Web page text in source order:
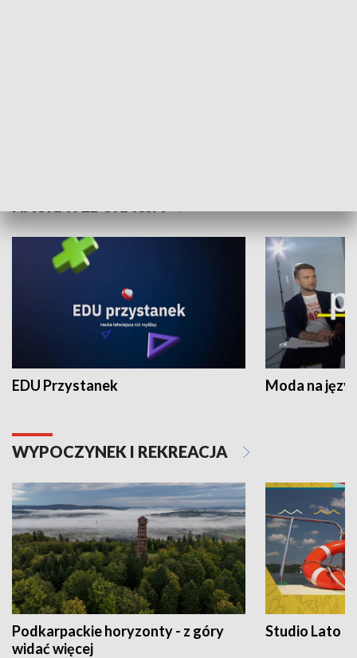
EDU Przystanek Moda na
WYPOCZYNEK I REKREACJA
Podkarpackie horyzonty - z góry
widać więcej
Studio Lato